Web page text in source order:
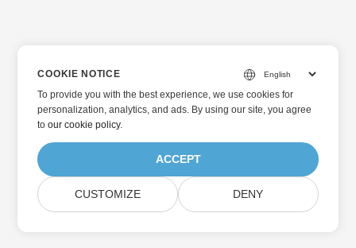
COOKIE NOTICE
To provide you with the best experience, we use cookies for
personalization, analytics, and ads. By using our site, you agree
toour cookie policy.
ACCEPT
CUSTOMIZE DENY